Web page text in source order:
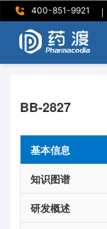
400-851-9921 |
BB-2827
基本信息
知识图谱
研发概述